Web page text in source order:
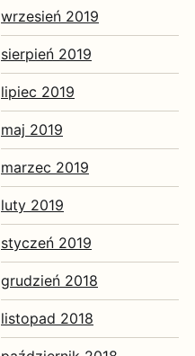
wrzesień 2019
sierpień 2019
lipiec 2019
maj 2019
marzec 2019
luty 2019
styczeń 2019
grudzień 2018
listopad 2018